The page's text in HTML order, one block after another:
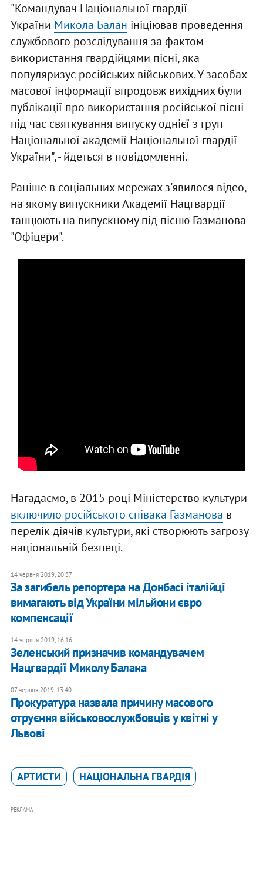
"Командувач Національної гвардії
України Микола Балан ініціював проведення
службового розслідування за фактом
використання гвардійцями пісні, яка
популяризує російських військових. У засобах
масової інформації впродовж вихідних були
публікації про використання російської пісні
під час святкування випуску однієї з груп
Національної академії Національної гвардії
України", - йдеться в повідомленні.
Раніше в соціальних мережах з'явилося відео,
на якому випускники Академії Нацгвардії
танцюють на випускному під пісню Газманова
"Офіцери".
Нагадаємо, в 2015 році Міністерство культури
включило російського співака Газманова в
перелік діячів культури, які створюють загрозу
національній безпеці.
14 червня 2019, 20:37
​За загибель репортера на Донбасі італійці
вимагають від України мільйони євро
компенсації
14 червня 2019, 16:16
Зеленський призначив командувачем
Нацгвардії Миколу Балана
07 червня 2019, 13:40
Прокуратура назвала причину масового
отруєння військовослужбовців у квітні у
Львові
АРТИСТИ НАЦІОНАЛЬНА ГВАРДІЯ
РЕКЛАМА